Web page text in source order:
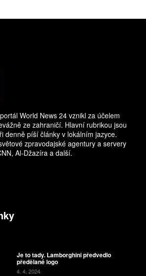
World News 24 vznikl za účelem
ze zahraničí. Hlavní rubrikou jsou
denně píší články v lokálním jazyce.
zpravodajské agentury a servery
Al-Džazíra a další.
Je to tady. Lamborghini předvedlo
předělané logo
4. 4. 2024